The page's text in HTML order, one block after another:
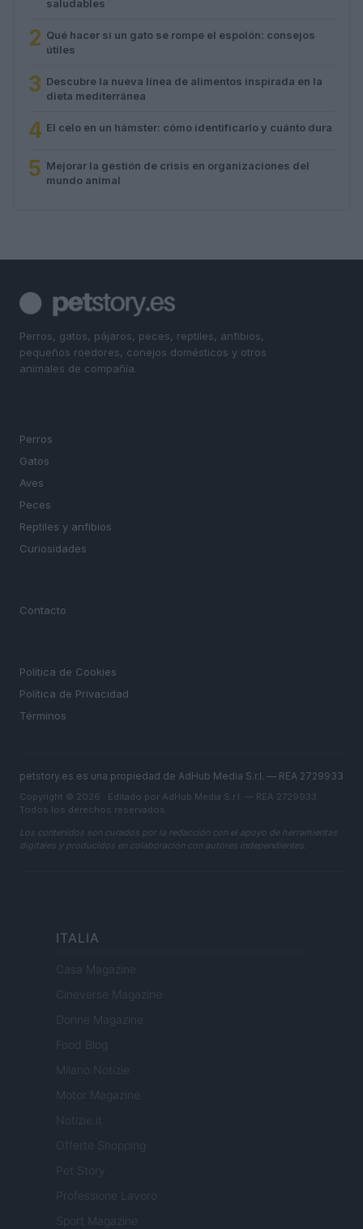
saludables
2 Qué hacer si un gato se rompe el espolón: consejos
útiles
3 Descubre la nueva línea de alimentos inspirada en la
dieta mediterránea
4 El celo en un hámster: cómo identificarlo y cuánto dura
5 Mejorar la gestión de crisis en organizaciones del
mundo animal
Perros, gatos, pájaros, peces, reptiles, anfibios,
pequeños roedores, conejos domésticos y otros
animales de compañía.
Perros
Gatos
Aves
Peces
Reptiles y anfibios
Curiosidades
Contacto
Política de Cookies
Política de Privacidad
Términos
petstory.es es una propiedad de AdHub Media S.r.l. — REA 2729933
Copyright © 2026 · Editado por AdHub Media S.r.l. — REA 2729933
Todos los derechos reservados
Los contenidos son curados por la redacción con el apoyo de herramientas
digitales y producidos en colaboración con autores independientes.
ITALIA
Casa Magazine
Cineverse Magazine
Donne Magazine
Food Blog
Milano Notizie
Motor Magazine
Notizie.it
Offerte Shopping
Professione Lavoro
Sport Magazine